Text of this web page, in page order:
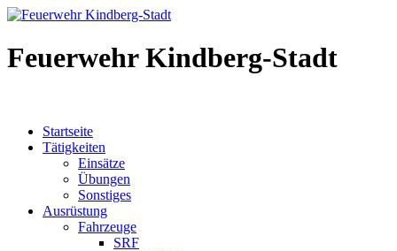
Feuerwehr Kindberg-Stadt
Startseite
Tätigkeiten
Einsätze
Übungen
Sonstiges
Ausrüstung
Fahrzeuge
SRF